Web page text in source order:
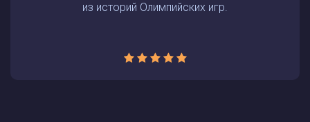
из историй Олимпийских игр.